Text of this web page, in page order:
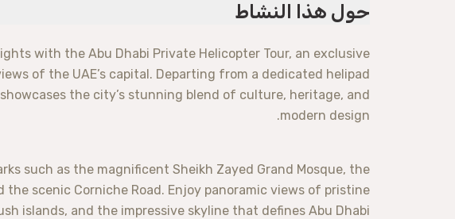
حول هذا النشاط
with the Abu Dhabi Private Helicopter Tour, an exclusive
of the UAE’s capital. Departing from a dedicated helipad
the city’s stunning blend of culture, heritage, and
modern design.
such as the magnificent Sheikh Zayed Grand Mosque, the
the scenic Corniche Road. Enjoy panoramic views of pristine
islands, and the impressive skyline that defines Abu Dhabi.